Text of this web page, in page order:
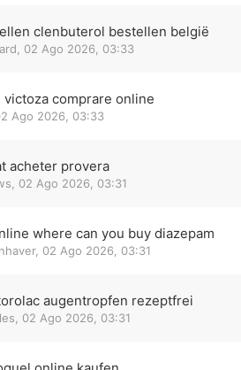
clenbuterol bestellen belgië
02 Ago 2026, 03:33
comprare online
Ago 2026, 03:33
acheter provera
02 Ago 2026, 03:31
where can you buy diazepam
, 02 Ago 2026, 03:31
augentropfen rezeptfrei
02 Ago 2026, 03:31